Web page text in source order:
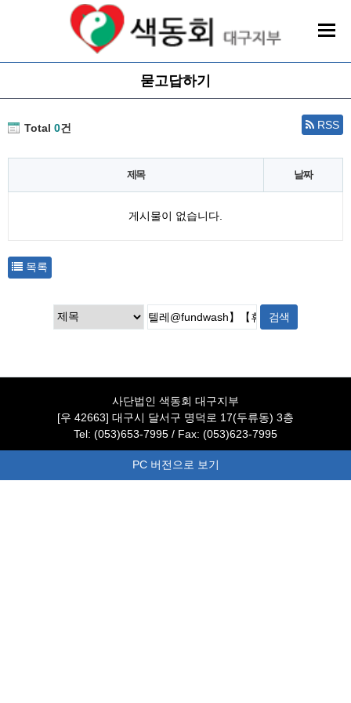
묻고답하기
Total 0건 RSS
제목 날짜
게시물이 없습니다.
목록
사단법인 색동회 대구지부
[우 42663] 대구시 달서구 명덕로 17(두류동) 3층
Tel: (053)653-7995 / Fax: (053)623-7995
PC 버전으로 보기